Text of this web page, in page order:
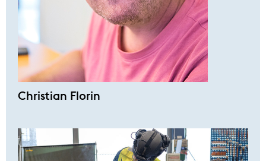
Christian Florin